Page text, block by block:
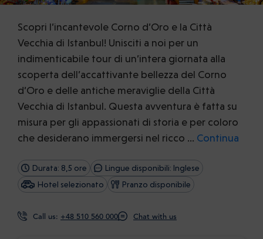
Scopri l’incantevole Corno d’Oro e la Città
Vecchia di Istanbul! Unisciti a noi per un
indimenticabile tour di un’intera giornata alla
scoperta dell’accattivante bellezza del Corno
d’Oro e delle antiche meraviglie della Città
Vecchia di Istanbul. Questa avventura è fatta su
misura per gli appassionati di storia e per coloro
che desiderano immergersi nel ricco … Continua
Durata: 8,5 ore
Lingue disponibili: Inglese
Hotel selezionato
Pranzo disponibile
Call us: +48 510 560 000 Chat with us